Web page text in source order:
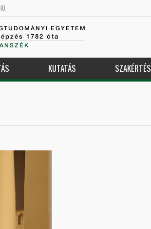
EGYETEM
1782 óta
KUTATÁS SZAKÉRTÉS